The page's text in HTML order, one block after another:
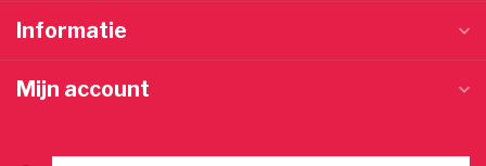
Informatie
Mijn account